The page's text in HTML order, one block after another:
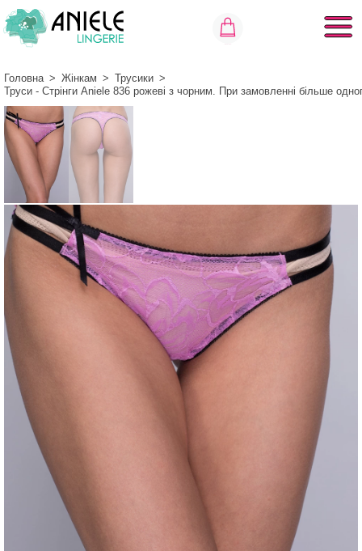
Головна > Жінкам > Трусики >
Труси - Стрінги Aniele 836 рожеві з чорним. При замовленні більше